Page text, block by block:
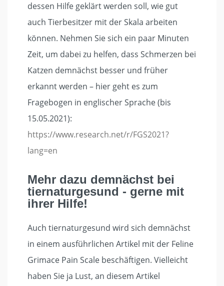
dessen Hilfe geklärt werden soll, wie gut
auch Tierbesitzer mit der Skala arbeiten
können. Nehmen Sie sich ein paar Minuten
Zeit, um dabei zu helfen, dass Schmerzen bei
Katzen demnächst besser und früher
erkannt werden – hier geht es zum
Fragebogen in englischer Sprache (bis
15.05.2021):
https://www.research.net/r/FGS2021?
lang=en
Mehr dazu demnächst bei
tiernaturgesund - gerne mit
ihrer Hilfe!
Auch tiernaturgesund wird sich demnächst
in einem ausführlichen Artikel mit der Feline
Grimace Pain Scale beschäftigen. Vielleicht
haben Sie ja Lust, an diesem Artikel